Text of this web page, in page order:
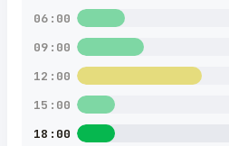
06:00
09:00
12:00
15:00
18:00